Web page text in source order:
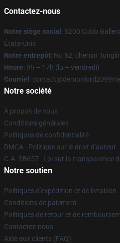
Contactez-nous
Notre siège social : 8200 Cobb
États-Unis
Notre entrepôt: No 62, chemin
Heure: 9h – 17h (lu – vendredi)
Courriel :
Notre société
À propos de nous
Conditions générales
Politiques de confidentialité
DMCA - Politique sur le droit d'auteur
C.A. SB657 : Loi sur la transparence
Notre soutien
Politiques d'expédition et de livraison
Conditions de paiement
Politiques de retour et de
Contactez-nous
Aide aux clients (FAQ)